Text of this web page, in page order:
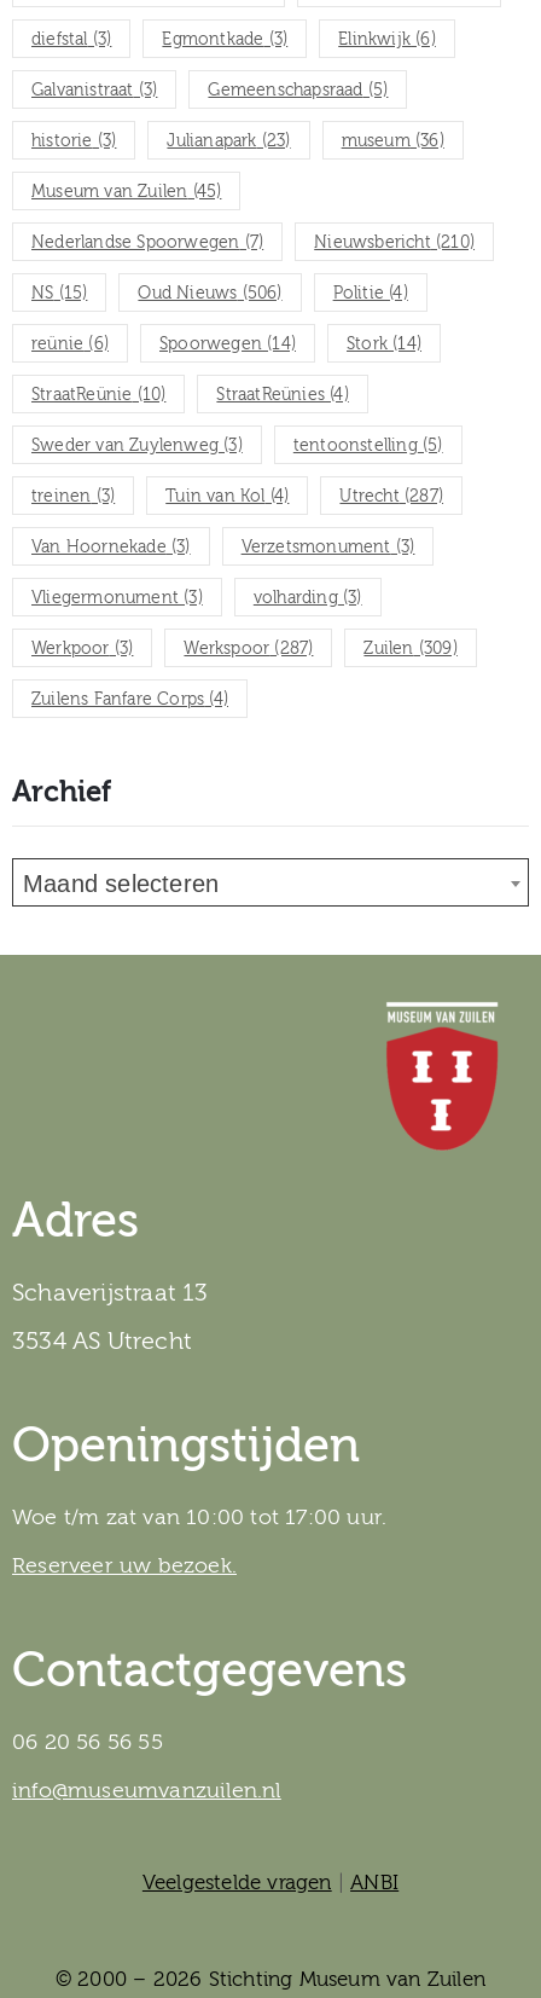
diefstal (3) Egmontkade (3) Elinkwijk (6)
Galvanistraat (3) Gemeenschapsraad (5)
historie (3) Julianapark (23) museum(36)
Museum van Zuilen (45)
Nederlandse Spoorwegen (7) Nieuwsbericht(210)
NS (15) Oud Nieuws (506) Politie (4)
reünie (6) Spoorwegen (14) Stork (14)
StraatReünie (10) StraatReünies (4)
Sweder van Zuylenweg (3) tentoonstelling(5)
treinen (3) Tuin van Kol (4) Utrecht(287)
Van Hoornekade (3) Verzetsmonument (3)
Vliegermonument (3) volharding(3)
Werkpoor (3) Werkspoor (287) Zuilen (309)
Zuilens Fanfare Corps (4)
Archief
Maand selecteren
Adres
Schaverijstraat 13
3534 AS Utrecht
Openingstijden
Woe t/m zat van 10:00 tot 17:00 uur.
Reserveer uw bezoek.
Contactgegevens
06 20 56 56 55
info@museumvanzuilen.nl
Veelgestelde vragen |ANBI
© 2000 – 2026 Stichting Museum van Zuilen